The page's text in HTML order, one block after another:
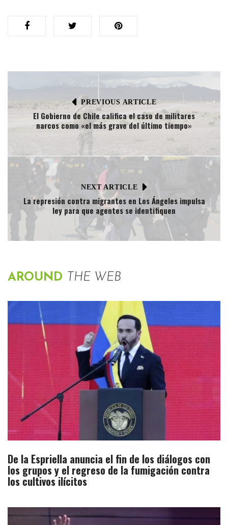
PREVIOUS ARTICLE
El Gobierno de Chile califica el caso de militares
narcos como «el más grave del último tiempo»
NEXT ARTICLE
La represión contra migrantes en Los Ángeles impulsa
ley para que agentes se identifiquen
AROUND THE WEB
De la Espriella anuncia el fin de los diálogos con
los grupos y el regreso de la fumigación contra
los cultivos ilícitos